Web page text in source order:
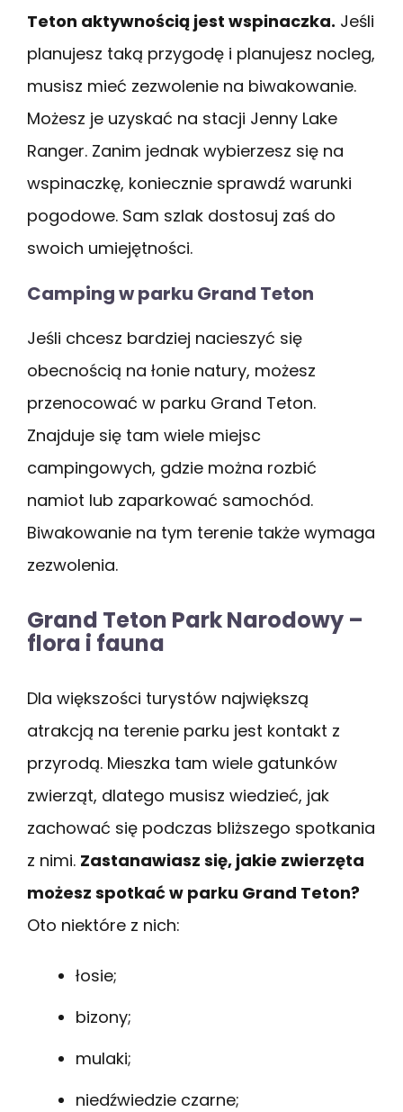
Teton aktywnością jest wspinaczka. Jeśli
planujesz taką przygodę i planujesz nocleg,
musisz mieć zezwolenie na biwakowanie.
Możesz je uzyskać na stacji Jenny Lake
Ranger. Zanim jednak wybierzesz się na
wspinaczkę, koniecznie sprawdź warunki
pogodowe. Sam szlak dostosuj zaś do
swoich umiejętności.
Camping w parku Grand Teton
Jeśli chcesz bardziej nacieszyć się
obecnością na łonie natury, możesz
przenocować w parku Grand Teton.
Znajduje się tam wiele miejsc
campingowych, gdzie można rozbić
namiot lub zaparkować samochód.
Biwakowanie na tym terenie także wymaga
zezwolenia.
Grand Teton Park Narodowy –
flora i fauna
Dla większości turystów największą
atrakcją na terenie parku jest kontakt z
przyrodą. Mieszka tam wiele gatunków
zwierząt, dlatego musisz wiedzieć, jak
zachować się podczas bliższego spotkania
z nimi. Zastanawiasz się, jakie zwierzęta
możesz spotkać w parku Grand Teton?
Oto niektóre z nich:
łosie;
bizony;
mulaki;
niedźwiedzie czarne;